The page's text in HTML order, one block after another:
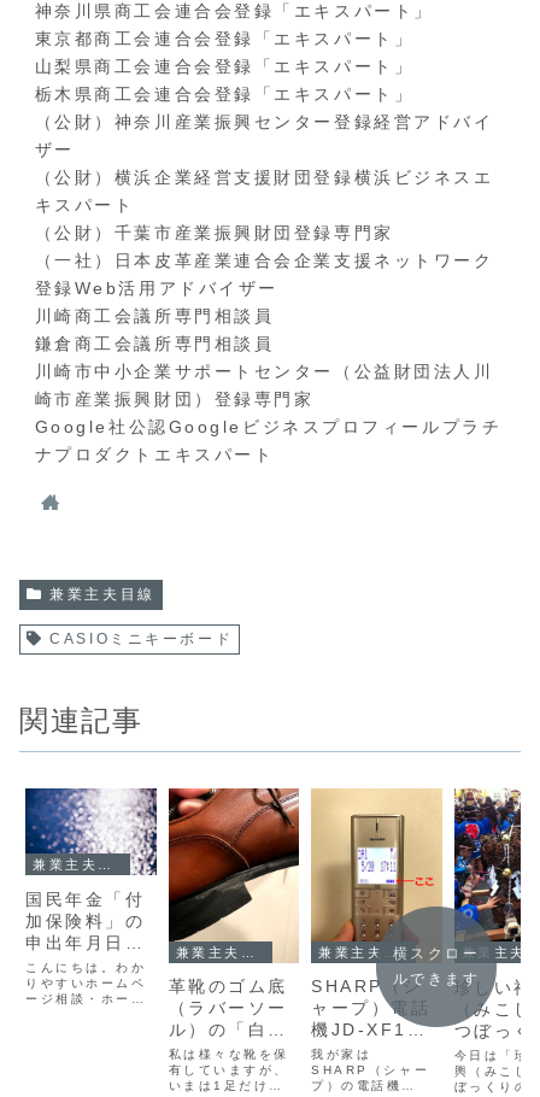
神奈川県商工会連合会登録「エキスパート」
東京都商工会連合会登録「エキスパート」
山梨県商工会連合会登録「エキスパート」
栃木県商工会連合会登録「エキスパート」
（公財）神奈川産業振興センター登録経営アドバイ
ザー
（公財）横浜企業経営支援財団登録横浜ビジネスエ
キスパート
（公財）千葉市産業振興財団登録専門家
（一社）日本皮革産業連合会企業支援ネットワーク
登録Web活用アドバイザー
川崎商工会議所専門相談員
鎌倉商工会議所専門相談員
川崎市中小企業サポートセンター（公益財団法人川
崎市産業振興財団）登録専門家
Google社公認Googleビジネスプロフィールプラチ
ナプロダクトエキスパート
兼業主夫目線
CASIOミニキーボード
関連記事
国民年金「付
加保険料」の
申出年月日は
どこで確認で
きますか
こんにちは。わか
りやすいホームペ
ージ相談・ホーム
革靴のゴム底
（ラバーソー
ル）の「白い
汚れ」を手入
れしてみた
私は様々な靴を保
有していますが、
いまは1足だけリ
兼業主夫目線
SHARP（シ
ャープ）電話
機JD-XF1CL
の子機電池残
量の点滅
我が家は
SHARP（シャー
プ）の電話機
珍しい神
（みこ
つぼっく
神輿-
今日は「珍
輿（みこし
ぼっくりの
横スクロー
ルできます